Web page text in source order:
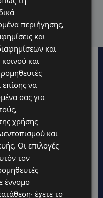
τη σκηνή στην
τιμή και μεγάλη
περιήγησης,
και
και
και
επίσης να
σας για
χρήσης
και
Οι επιλογές
τον
έννομο
έχετε το